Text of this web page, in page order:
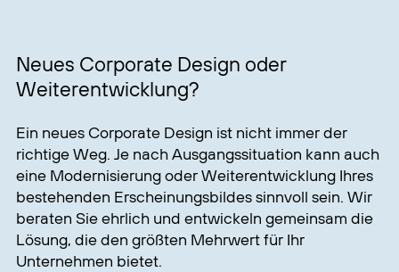
Neues Corporate Design oder
Weiterentwicklung?
Ein neues Corporate Design ist nicht immer der
richtige Weg. Je nach Ausgangssituation kann auch
eine Modernisierung oder Weiterentwicklung Ihres
bestehenden Erscheinungsbildes sinnvoll sein. Wir
beraten Sie ehrlich und entwickeln gemeinsam die
Lösung, die den größten Mehrwert für Ihr
Unternehmen bietet.